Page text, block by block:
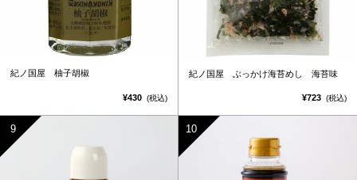
紀ノ国屋 柚子胡椒
¥430 (税込)
紀ノ国屋 ぶっかけ海苔めし 海苔味
¥723 (税込)